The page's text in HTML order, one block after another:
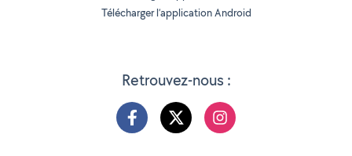
Retrouvez-nous :
Télécharger l’application Android